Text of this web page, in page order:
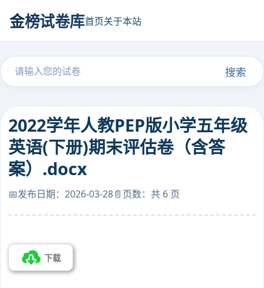
金榜试卷库首页关于本站
搜索
2022学年人教PEP版小学五年级
英语(下册)期末评估卷（含答
案）.docx
📅发布日期：2026-03-28📄页数：共 6 页
下载